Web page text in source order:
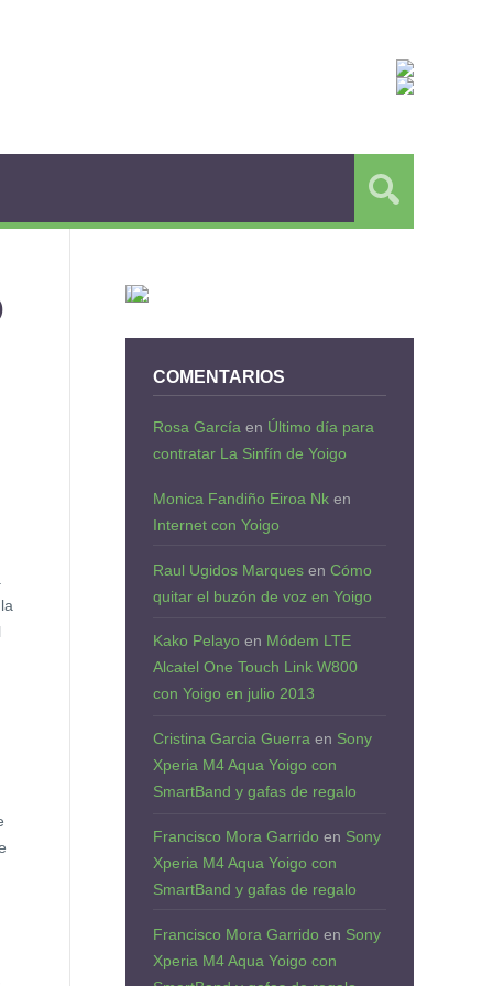
COMENTARIOS
Rosa García en Último día para
contratar La Sinfín de Yoigo
Monica Fandiño Eiroa Nk en
Internet con Yoigo
Raul Ugidos Marques en Cómo
quitar el buzón de voz en Yoigo
Kako Pelayo en Módem LTE
Alcatel One Touch Link W800
con Yoigo en julio 2013
Cristina Garcia Guerra en Sony
Xperia M4 Aqua Yoigo con
SmartBand y gafas de regalo
Francisco Mora Garrido en Sony
Xperia M4 Aqua Yoigo con
SmartBand y gafas de regalo
Francisco Mora Garrido en Sony
Xperia M4 Aqua Yoigo con